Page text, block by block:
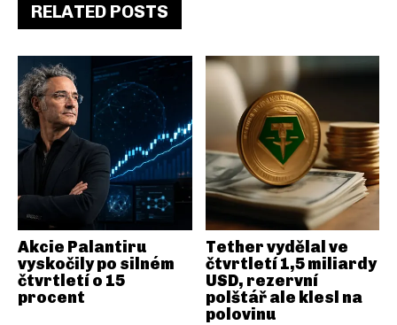
RELATED POSTS
Akcie Palantiru
vyskočily po silném
čtvrtletí o 15
procent
Tether vydělal ve
čtvrtletí 1,5 miliardy
USD, rezervní
polštář ale klesl na
polovinu